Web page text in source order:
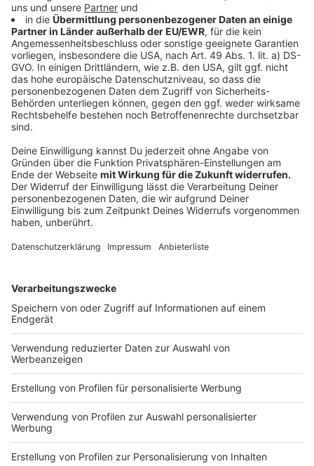
Als Tests werden sowohl PCR-Tests als auch PoC-
Schnelltests eines befugten medizinischen
Dienstleisters sowie Selbsttests unter Aufsicht
fachkundigen Personals akzeptiert. Der Testnachweis
kann auf Papier oder in digitaler Form – zum Beispiel
durch Vorzeigen eines Dokuments auf dem
Mobiltelefon – erbracht werden. Der Testnachweis ist
Grenzpendlern ist es gestattet, den Test nach
Einreise unverzüglich – etwa unmittelbar nach Ankunft
am Arbeitsplatz – nachzuholen.
Wer regelmäßig mehrmals pro Woche enge
Lebenspartner, Lebensgefährte, Kinder aufgrund
anderen Seite der Grenze besucht, muss sich
ebenfalls regelmäßig testen lassen. Analog zur
Regelung für die Grenzpendler gilt in diesen Fällen ein
negativer Test 72 Stunden, so dass in sechs Tagen
zwei Tests notwendig sind.
Stunden ab Testvornahme gültig.
Ausgenommen von der Testpflicht sind kraft
Bundesrechts Durchreisende sowie Transporteure, die
weniger als 72 Stunden in Deutschland bleiben.